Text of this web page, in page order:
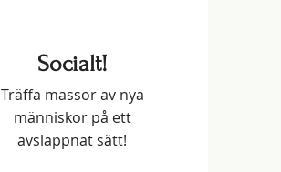
Socialt!
Träffa massor av nya
människor på ett
avslappnat sätt!